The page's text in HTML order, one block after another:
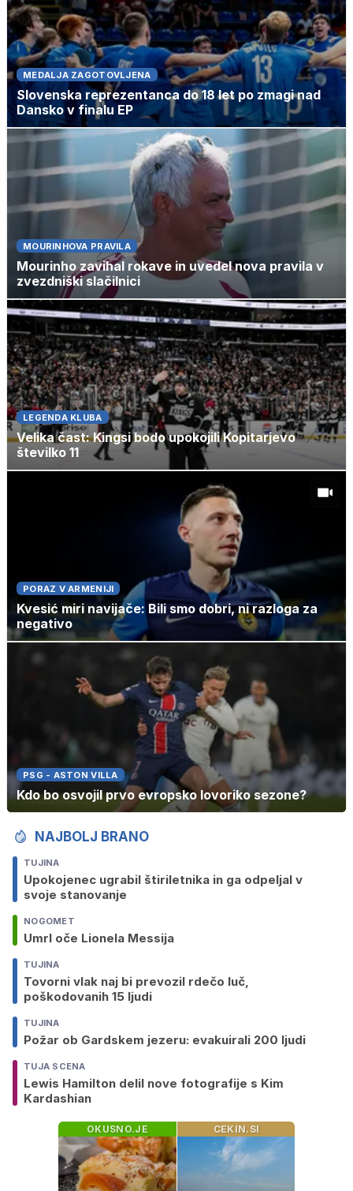
MEDALJA ZAGOTOVLJENA
Slovenska reprezentanca do 18 let po zmagi nad
Dansko v finalu EP
MOURINHOVA PRAVILA
Mourinho zavihal rokave in uvedel nova pravila v
zvezdniški slačilnici
LEGENDA KLUBA
Velika čast: Kingsi bodo upokojili Kopitarjevo
številko 11
PORAZ V ARMENIJI
Kvesić miri navijače: Bili smo dobri, ni razloga za
negativo
PSG - ASTON VILLA
Kdo bo osvojil prvo evropsko lovoriko sezone?
NAJBOLJ BRANO
TUJINA
Upokojenec ugrabil štiriletnika in ga odpeljal v
svoje stanovanje
NOGOMET
Umrl oče Lionela Messija
TUJINA
Tovorni vlak naj bi prevozil rdečo luč,
poškodovanih 15 ljudi
TUJINA
Požar ob Gardskem jezeru: evakuirali 200 ljudi
TUJA SCENA
Lewis Hamilton delil nove fotografije s Kim
Kardashian
OKUSNO.JE CEKIN.SI